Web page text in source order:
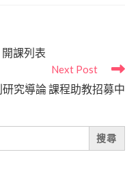
課列表
Next Post
究導論 課程助教招募中